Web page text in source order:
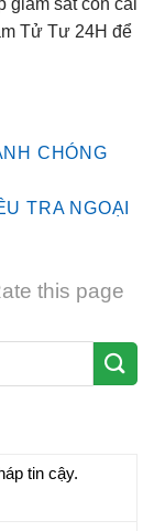
Tử Tư 24H để
CHÓNG
TRA NGOẠI
this page
tin cậy.